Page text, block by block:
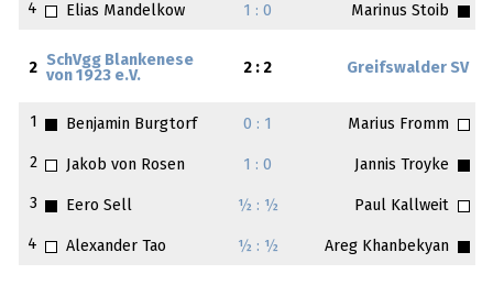
4 Elias Mandelkow 1 : 0 Marinus Stoib
2
SchVgg Blankenese
von 1923 e.V.
2 : 2 Greifswalder SV
1 Benjamin Burgtorf 0 : 1 Marius Fromm
2 Jakob von Rosen 1 : 0 Jannis Troyke
3 Eero Sell ½ : ½ Paul Kallweit
4 Alexander Tao ½ : ½ Areg Khanbekyan